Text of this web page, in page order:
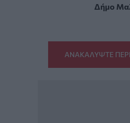
Δήμο
ΑΝΑΚΑΛΥΨΤΕ